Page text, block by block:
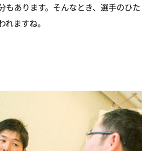
もあります。そんなとき、選手のひた
ますね。